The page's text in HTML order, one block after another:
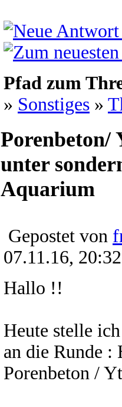
Pfad zum
» Sonstiges »
Porenbeton/
unter
Aquarium
Gepostet von
07.11.16, 20:32
Hallo !!
Heute stelle
an die Runde
Porenbeton /